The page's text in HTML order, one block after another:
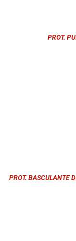
PROT.
PROT. BASCULANTE